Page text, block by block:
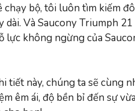
chạy bộ, tôi luôn tìm kiếm
dài. Và Saucony Triumph
lực không ngừng của
tiết này, chúng ta sẽ cùng
êm ái, độ bền bỉ đến sự